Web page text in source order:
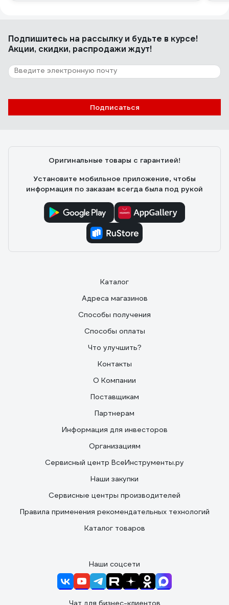
Подпишитесь на рассылкуи будьте в курсе!
Акции, скидки, распродажи ждут!
Подписаться
Оригинальные товары с гарантией!
Установите мобильное приложение, чтобы
информация по заказам всегда была под рукой
Каталог
Адреса магазинов
Способы получения
Способы оплаты
Что улучшить?
Контакты
О Компании
Поставщикам
Партнерам
Информация для инвесторов
Организациям
Сервисный центр ВсеИнструменты.ру
Наши закупки
Сервисные центры производителей
Правила применения рекомендательных технологий
Каталог товаров
Наши соцсети
Чат для бизнес-клиентов